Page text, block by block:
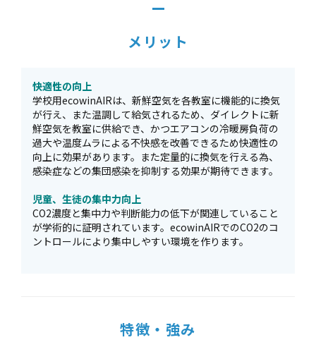
メリット
快適性の向上
学校用ecowinAIRは、新鮮空気を各教室に機能的に換気
が行え、また温調して給気されるため、ダイレクトに新
鮮空気を教室に供給でき、かつエアコンの冷暖房負荷の
過大や温度ムラによる不快感を改善できるため快適性の
向上に効果があります。また定量的に換気を行える為、
感染症などの集団感染を抑制する効果が期待できます。
児童、生徒の集中力向上
CO2濃度と集中力や判断能力の低下が関連していること
が学術的に証明されています。ecowinAIRでのCO2のコ
ントロールにより集中しやすい環境を作ります。
特徴・強み